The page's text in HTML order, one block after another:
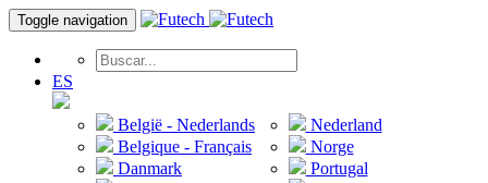
Toggle navigation
ES
België - Nederlands
Belgique - Français
Danmark
Nederland
Norge
Portugal